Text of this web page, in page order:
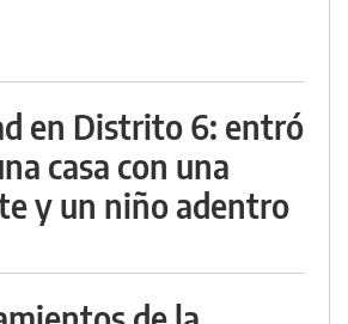
en Distrito 6: entró
casa con una
y un niño adentro